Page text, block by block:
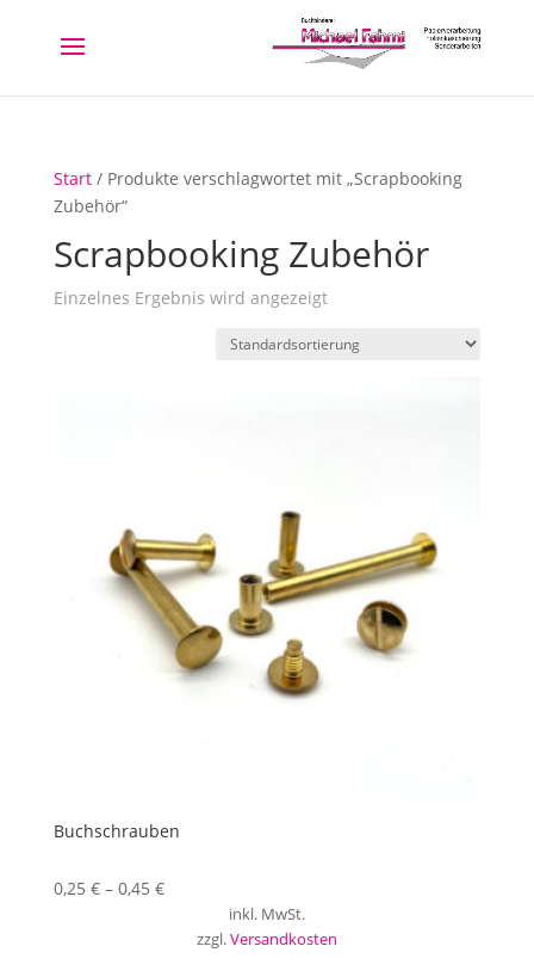
Start/ Produkte verschlagwortet mit „Scrapbooking
Zubehör“
Scrapbooking Zubehör
Einzelnes Ergebnis wird angezeigt
Buchschrauben
0,25 €– 0,45 €
inkl. MwSt.
zzgl.Versandkosten